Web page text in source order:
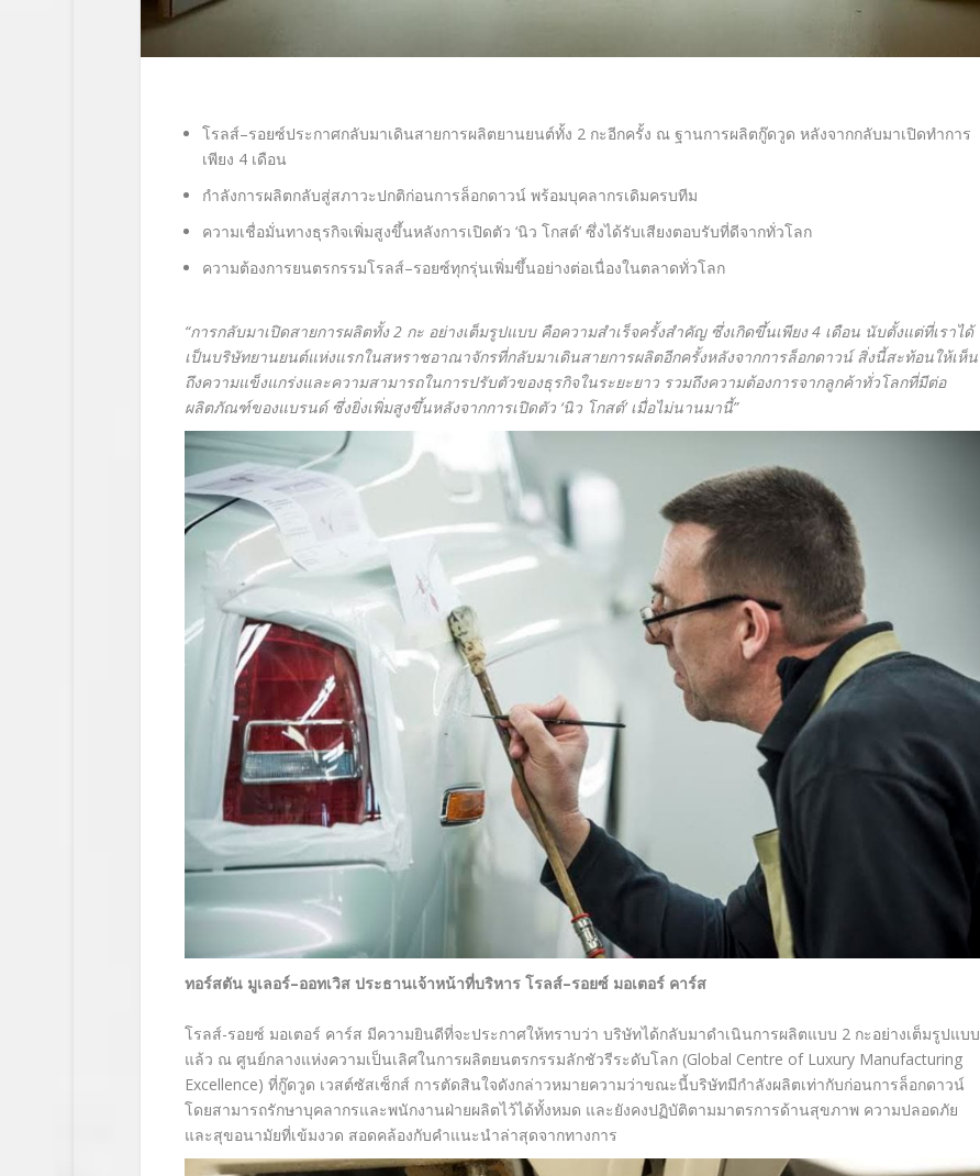
โรลส์–รอยซ์ประกาศกลับมาเดินสายการผลิตยานยนต์ทั้ง 2กะอีกครั้ง ณ ฐานการผลิตกู๊ดวูด หลังจากกลับมาเปิดทำการ
เพียง 4 เดือน
กำลังการผลิตกลับสู่สภาวะปกติก่อนการล็อกดาวน์ พร้อมบุคลากรเดิมครบทีม
ความเชื่อมั่นทางธุรกิจเพิ่มสูงขึ้นหลังการเปิดตัว ‘นิว โกสต์’ซึ่งได้รับเสียงตอบรับที่ดีจากทั่วโลก
ความต้องการยนตรกรรมโรลส์–รอยซ์ทุกรุ่นเพิ่มขึ้นอย่างต่อเนื่องในตลาดทั่วโลก
“การกลับมาเปิดสายการผลิตทั้ง 2 กะ อย่างเต็มรูปแบบ คือความสำเร็จครั้งสำคัญ ซึ่งเกิดขึ้นเพียง 4 เดือน นับตั้งแต่ที่เราได้
เป็นบริษัทยานยนต์แห่งแรกในสหราชอาณาจักรที่กลับมาเดินสายการผลิตอีกครั้งหลังจากการล็อกดาวน์ สิ่งนี้สะท้อนให้เห็น
ถึงความแข็งแกร่งและความสามารถในการปรับตัวของธุรกิจในระยะยาว รวมถึงความต้องการจากลูกค้าทั่วโลกที่มีต่อ
ผลิตภัณฑ์ของแบรนด์ ซึ่งยิ่งเพิ่มสูงขึ้นหลังจากการเปิดตัว ‘นิว โกสต์’ เมื่อไม่นานมานี้”
ทอร์สตัน มูเลอร์–ออทเวิส ประธานเจ้าหน้าที่บริหาร โรลส์–รอยซ์ มอเตอร์ คาร์ส
โรลส์-รอยซ์ มอเตอร์ คาร์ส มีความยินดีที่จะประกาศให้ทราบว่า บริษัทได้กลับมาดำเนินการผลิตแบบ 2 กะอย่างเต็มรูปแบบ
แล้ว ณ ศูนย์กลางแห่งความเป็นเลิศในการผลิตยนตรกรรมลักชัวรีระดับโลก (Global Centre of Luxury Manufacturing
Excellence) ที่กู๊ดวูด เวสต์ซัสเซ็กส์ การตัดสินใจดังกล่าวหมายความว่าขณะนี้บริษัทมีกำลังผลิตเท่ากับก่อนการล็อกดาวน์
โดยสามารถรักษาบุคลากรและพนักงานฝ่ายผลิตไว้ได้ทั้งหมด และยังคงปฏิบัติตามมาตรการด้านสุขภาพ ความปลอดภัย
และสุขอนามัยที่เข้มงวด สอดคล้องกับคำแนะนำล่าสุดจากทางการ